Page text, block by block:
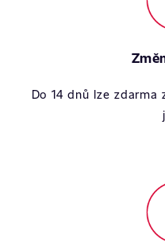
Do 14 dnů lze zdarma